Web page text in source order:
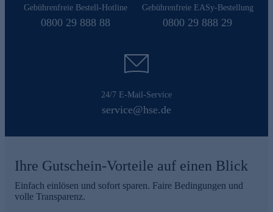
Gebührenfreie Bestell-Hotline
0800 29 888 88
Gebührenfreie EASy-Bestellung
0800 29 888 29
24/7 E-Mail-Service
service@hse.de
Ihre Gutschein-Vorteile auf einen Blick
Einfach einlösen und sofort sparen. Faire Bedingungen und
volle Transparenz.